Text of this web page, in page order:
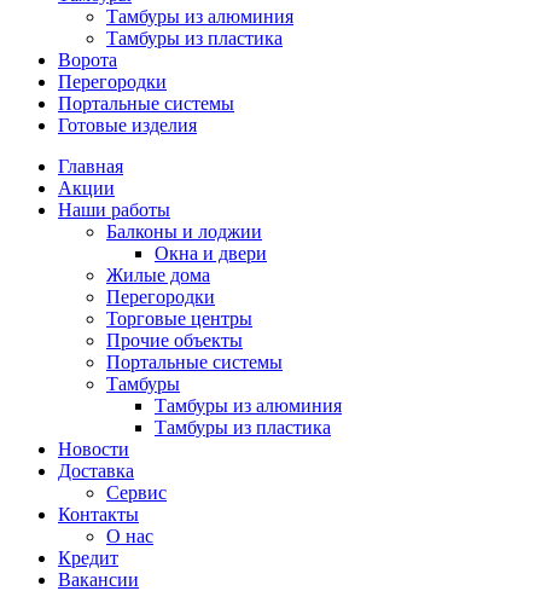
Тамбуры из алюминия
Тамбуры из пластика
Ворота
Перегородки
Портальные системы
Готовые изделия
Главная
Акции
Наши работы
Балконы и лоджии
Окна и двери
Жилые дома
Перегородки
Торговые центры
Прочие объекты
Портальные системы
Тамбуры
Тамбуры из алюминия
Тамбуры из пластика
Новости
Доставка
Сервис
Контакты
О нас
Кредит
Вакансии